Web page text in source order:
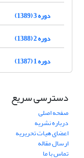
دوره 3 (1389)
دوره 2 (1388)
دوره 1 (1387)
دسترسی سریع
صفحه اصلی
درباره نشریه
اعضای هیات تحریریه
ارسال مقاله
تماس با ما